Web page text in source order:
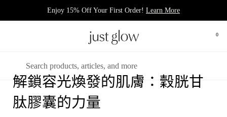
Enjoy 15% Off Your First Order! Learn More
打
0
解鎖容光煥發的肌膚：穀胱甘
肽膠囊的力量